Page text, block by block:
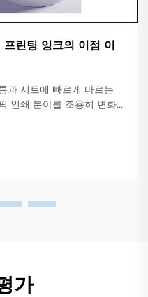
린팅 잉크의 이점 이
과 시트에 빠르게 마르는
인쇄 분야를 조용히 변화
빠르게 처리하고 비용을
가